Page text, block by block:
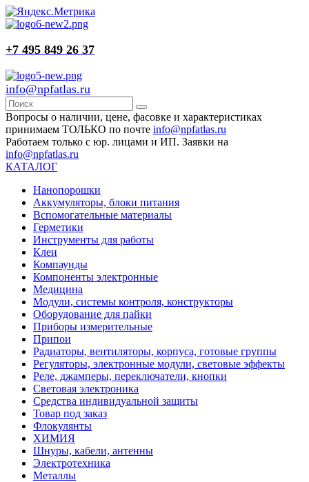
+7 495 849 26 37
info@npfatlas.ru
Вопросы о наличии, цене, фасовке и характеристиках
принимаем ТОЛЬКО по почте info@npfatlas.ru
Работаем только с юр. лицами и ИП. Заявки на
info@npfatlas.ru
КАТАЛОГ
Нанопорошки
Аккумуляторы, блоки питания
Вспомогательные материалы
Герметики
Инструменты для работы
Клеи
Компаунды
Компоненты электронные
Медицина
Модули, системы контроля, конструкторы
Оборудование для пайки
Приборы измерительные
Припои
Радиаторы, вентиляторы, корпуса, готовые группы
Регуляторы, электронные модули, световые эффекты
Реле, джамперы, переключатели, кнопки
Световая электроника
Средства индивидуальной защиты
Товар под заказ
Флокулянты
ХИМИЯ
Шнуры, кабели, антенны
Электротехника
Металлы